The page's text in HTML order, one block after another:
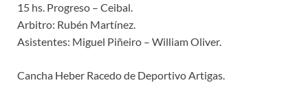
15 hs. Progreso – Ceibal.
Arbitro: Rubén Martínez.
Asistentes: Miguel Piñeiro – William Oliver.
Cancha Heber Racedo de Deportivo Artigas.